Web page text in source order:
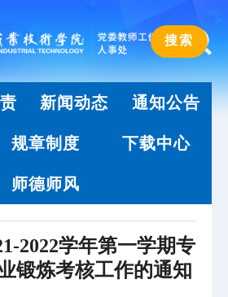
新闻动态 通知公告
规章制度 下载中心
师德师风
2022学年第一学期专
锻炼考核工作的通知